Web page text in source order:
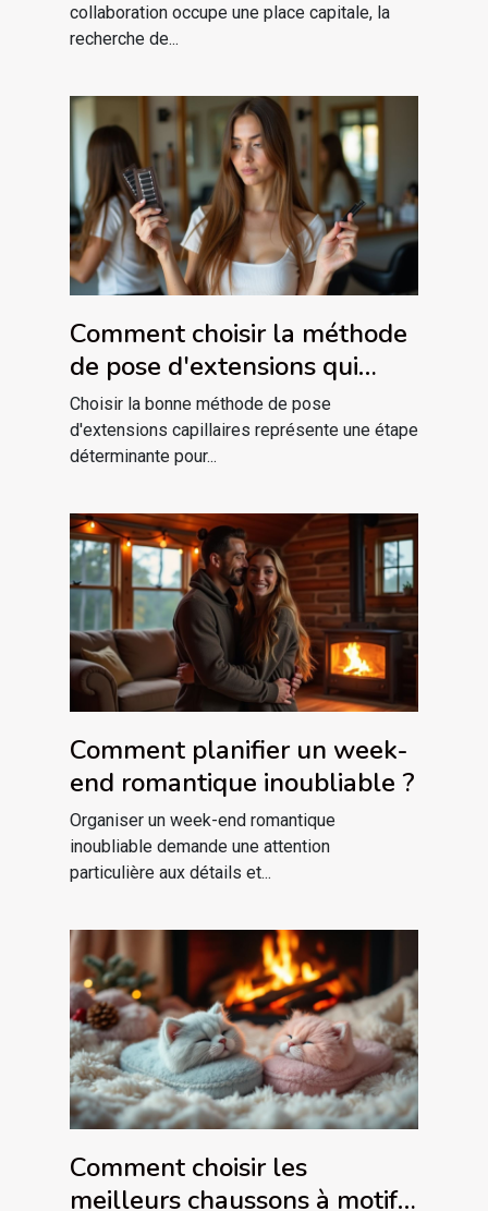
collaboration occupe une place capitale, la
recherche de...
Comment choisir la méthode
de pose d'extensions qui
vous convient ?
Choisir la bonne méthode de pose
d'extensions capillaires représente une étape
déterminante pour...
Comment planifier un week-
end romantique inoubliable ?
Organiser un week-end romantique
inoubliable demande une attention
particulière aux détails et...
Comment choisir les
meilleurs chaussons à motif